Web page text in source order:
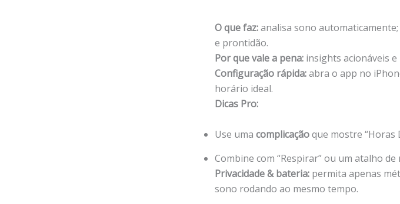
O que faz:analisa sono
e prontidão.
Por que vale a pena: insights acionáveis
Configuração rápida:abra o app no
horário ideal.
Dicas Pro:
Use uma complicaçãoque mostre “Horas
Combine com “Respirar” ou um atalho
Privacidade & bateria: permita apenas
sono rodando ao mesmo tempo.